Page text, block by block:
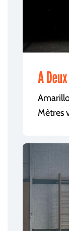
A
Mètres